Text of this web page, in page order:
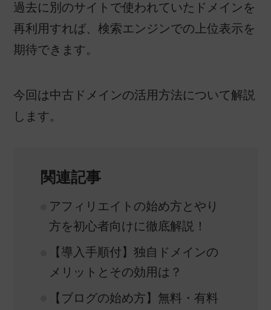
過去に別のサイトで使われていたドメインを
再利用すれば、検索エンジンでの上位表示を
期待できます。
今回は中古ドメインの活用方法について解説
します。
関連記事
アフィリエイトの始め方とやり
方を初心者向けに徹底解説！
【導入手順付】独自ドメインの
メリットとその効用は？
【ブログの始め方】無料・有料